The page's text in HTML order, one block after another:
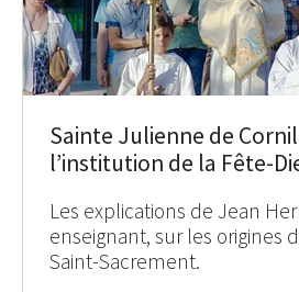
Sainte Julienne de
l’institution de la Fête-
Les explications de Jean
enseignant, sur les origines
Saint-Sacrement.